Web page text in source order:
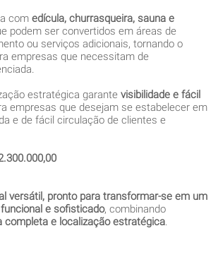
comedícula, churrasqueira, sauna e
podem ser convertidos em áreas de
ou serviços adicionais, tornando o
empresas que necessitam de
estratégica garantevisibilidade e fácil
empresas que desejam se estabelecer em
e de fácil circulação de clientes e
versátil, pronto para transformar-se em um
e sofisticado, combinando
completa e localização estratégica.